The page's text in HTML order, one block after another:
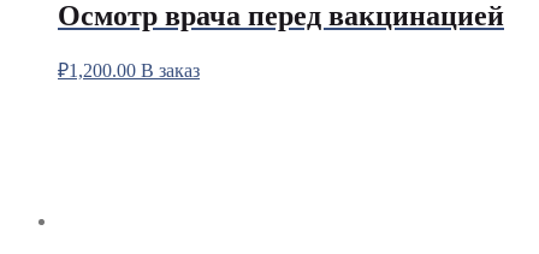
Осмотр врача перед вакцинацией
₽1,200.00 В заказ